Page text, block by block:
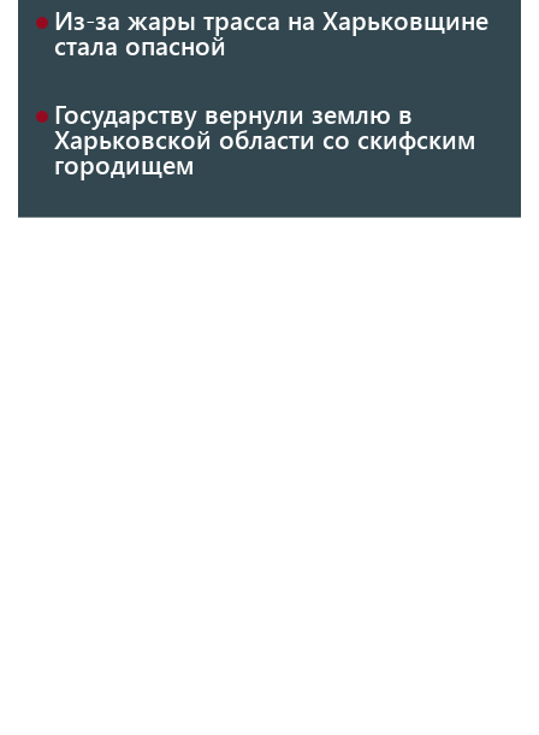
Из-за жары трасса на Харьковщине
стала опасной
Государству вернули землю в
Харьковской области со скифским
городищем